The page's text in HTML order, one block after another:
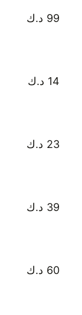
99 د.ك
14 د.ك
23 د.ك
39 د.ك
60 د.ك